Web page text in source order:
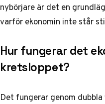
nybörjare är det en
varför ekonomin inte står
Hur fungerar det
kretsloppet?
Det fungerar genom dubbla